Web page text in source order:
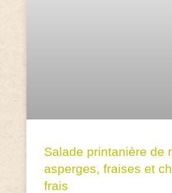
Salade printanière de
asperges, fraises et
frais